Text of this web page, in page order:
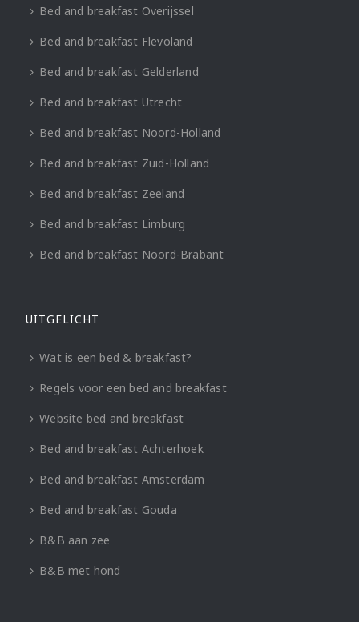
Bed and breakfast Overijssel
Bed and breakfast Flevoland
Bed and breakfast Gelderland
Bed and breakfast Utrecht
Bed and breakfast Noord-Holland
Bed and breakfast Zuid-Holland
Bed and breakfast Zeeland
Bed and breakfast Limburg
Bed and breakfast Noord-Brabant
UITGELICHT
Wat is een bed & breakfast?
Regels voor een bed and breakfast
Website bed and breakfast
Bed and breakfast Achterhoek
Bed and breakfast Amsterdam
Bed and breakfast Gouda
B&B aan zee
B&B met hond